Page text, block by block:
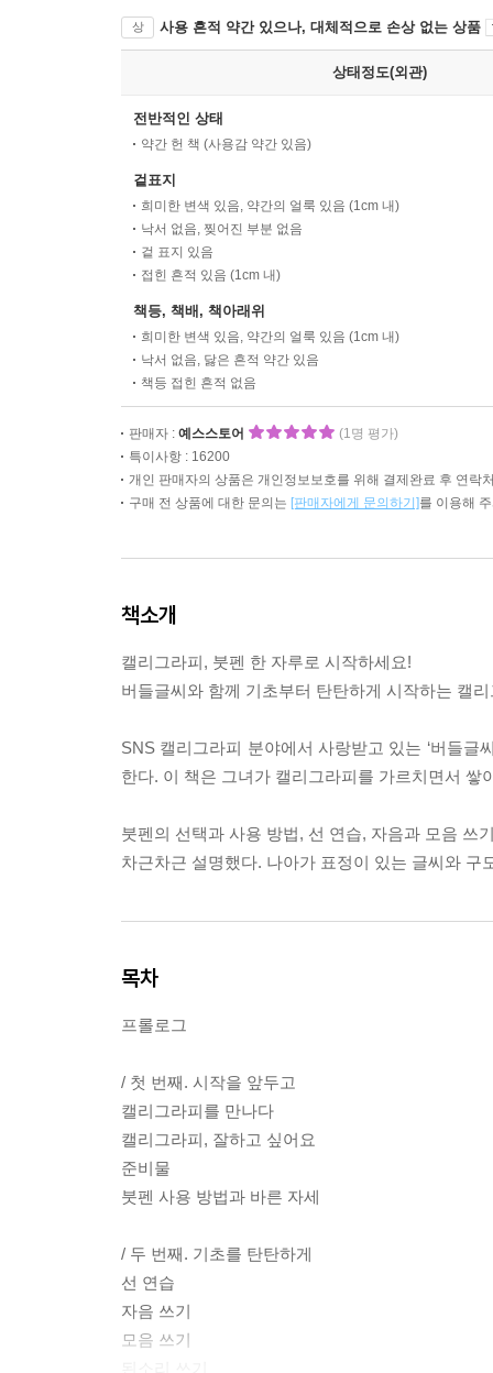
상 사용 흔적 약간 있으나, 대체적으로 손상 없는 상품
상태정도(외관)
전반적인 상태
약간 헌 책 (사용감 약간 있음)
겉표지
희미한 변색 있음, 약간의 얼룩 있음 (1cm 내)
낙서 없음, 찢어진 부분 없음
겉 표지 있음
접힌 흔적 있음 (1cm 내)
책등, 책배, 책아래위
희미한 변색 있음, 약간의 얼룩 있음 (1cm 내)
낙서 없음, 닳은 흔적 약간 있음
책등 접힌 흔적 없음
판매자 : 예스스토어
(1명 평가)
특이사항 : 16200
개인 판매자의 상품은 개인정보보호를 위해 결제완료 후 연락
구매 전 상품에 대한 문의는 [판매자에게 문의하기]를 이용해
책소개
캘리그라피, 붓펜 한 자루로 시작하세요!
버들글씨와 함께 기초부터 탄탄하게 시작하는 캘
SNS 캘리그라피 분야에서 사랑받고 있는 ‘버들
한다. 이 책은 그녀가 캘리그라피를 가르치면서
붓펜의 선택과 사용 방법, 선 연습, 자음과 모음 쓰
차근차근 설명했다. 나아가 표정이 있는 글씨와
목차
프롤로그
/ 첫 번째. 시작을 앞두고
캘리그라피를 만나다
캘리그라피, 잘하고 싶어요
준비물
붓펜 사용 방법과 바른 자세
/ 두 번째. 기초를 탄탄하게
선 연습
자음 쓰기
모음 쓰기